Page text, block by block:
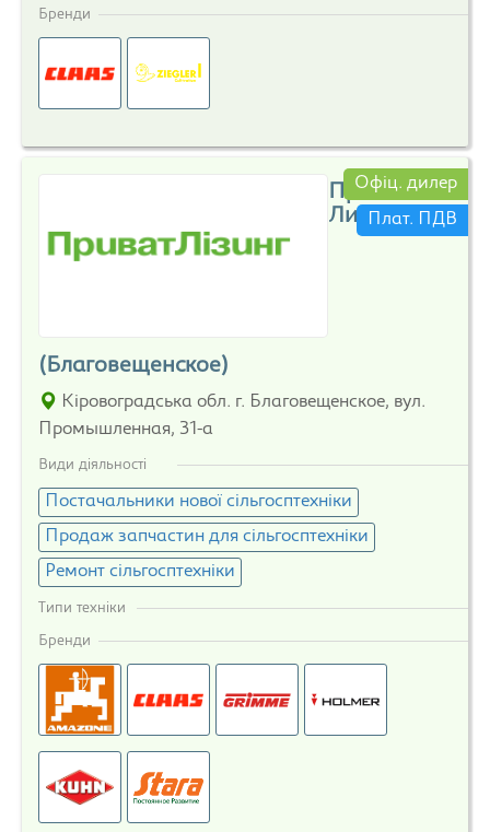
Бренди
Приват
Лизинг
(Благовещенское)
Кіровоградська обл. г. Благовещенское, вул.
Промышленная, 31-а
Види діяльності
Постачальники нової сільгосптехніки
Продаж запчастин для сільгосптехніки
Ремонт сільгосптехніки
Типи техніки
Бренди
Офіц. дилер
Плат. ПДВ